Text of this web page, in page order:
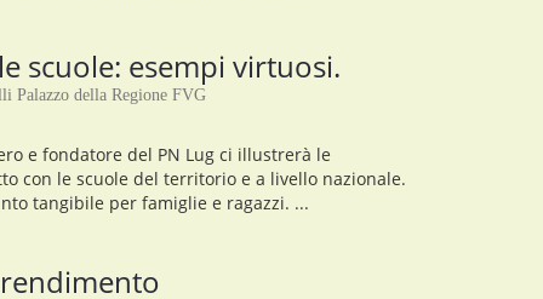
scuole: esempi virtuosi.
Palazzo della Regione FVG
e fondatore del PN Lug ci illustrerà le
con le scuole del territorio e a livello nazionale.
tangibile per famiglie e ragazzi. ...